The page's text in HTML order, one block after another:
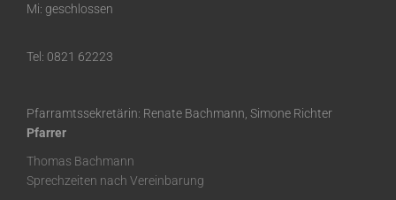
Mi: geschlossen
Tel: 0821 62223
Pfarramtssekretärin: Renate Bachmann, Simone Richter
Pfarrer
Thomas Bachmann
Sprechzeiten nach Vereinbarung